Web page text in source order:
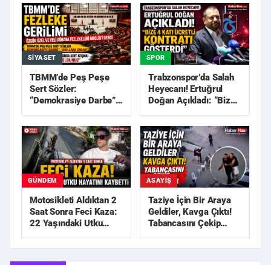
SIYASET
TBMM’de Peş Peşe
Sert Sözler:
“Demokrasiye Darbe”,
SPOR
Trabzonspor’da Salah
Heyecanı! Ertuğrul
Doğan Açıkladı: “Bize
GÜNDEM
Motosikleti Aldıktan 2
Saat Sonra Feci Kaza:
22 Yaşındaki Utku
ASAYIŞ
Taziye İçin Bir Araya
Geldiler, Kavga Çıktı!
Tabancasını Çekip